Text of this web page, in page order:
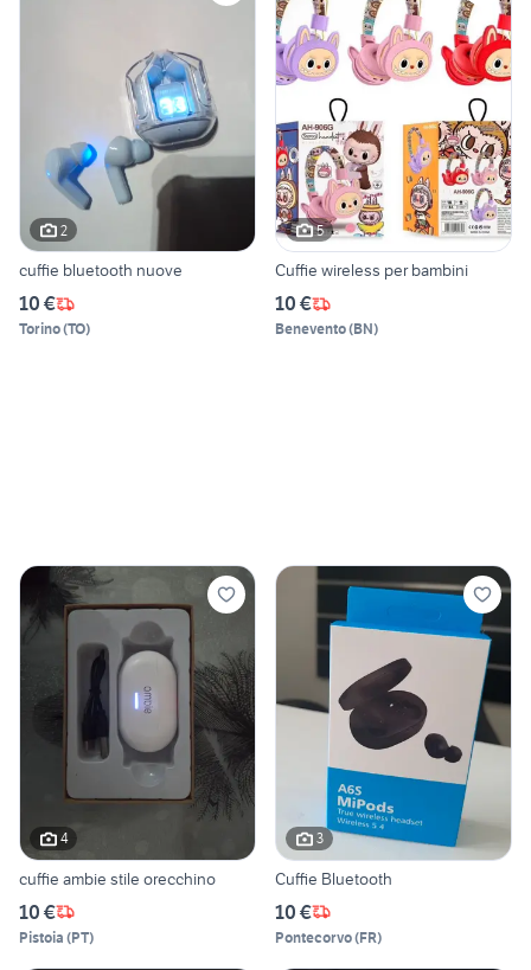
2
cuffie bluetooth nuove
10 €
Torino(TO)
5
Cuffie wireless per bambini
10 €
Benevento(BN)
4
cuffie ambie stile orecchino
10 €
Pistoia (PT)
3
Cuffie Bluetooth
10 €
Pontecorvo(FR)